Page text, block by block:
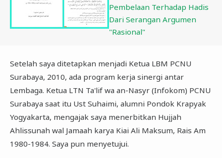
Pembelaan Terhadap Hadis
Dari Serangan Argumen
"Rasional"
Setelah saya ditetapkan menjadi Ketua LBM PCNU
Surabaya, 2010, ada program kerja sinergi antar
Lembaga. Ketua LTN Ta'lif wa an-Nasyr (Infokom) PCNU
Surabaya saat itu Ust Suhaimi, alumni Pondok Krapyak
Yogyakarta, mengajak saya menerbitkan Hujjah
Ahlissunah wal Jamaah karya Kiai Ali Maksum, Rais Am
1980-1984. Saya pun menyetujui.